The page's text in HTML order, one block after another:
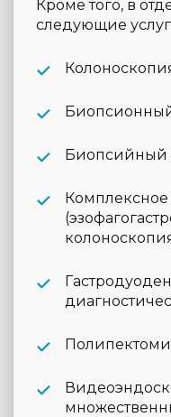
Кроме того, в
следующие
Биопсионный
Биопсийный